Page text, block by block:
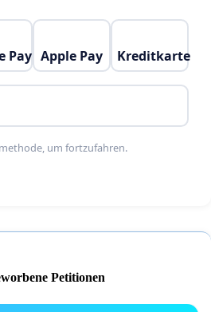
Pay Apple Pay Kreditkarte
um fortzufahren.
Petitionen